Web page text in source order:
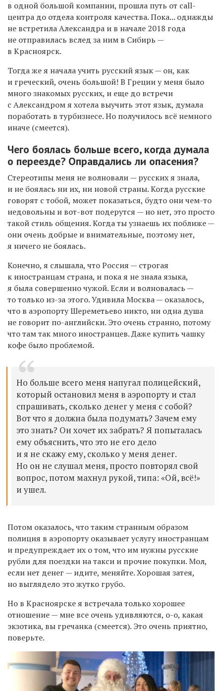
в одной большой компании, прошла путь от call-
центра до отдела контроля качества. Пока... однажды
не встретила Александра и в начале 2018 года
не отправилась вслед за ним в Сибирь —
в Красноярск.
Тогда же я начала учить русский язык — он, как
и греческий, очень большой! В Греции у меня было
много знакомых русских, и еще до встречи
с Александром я хотела выучить этот язык, думала
поработать в турбизнесе. Но получилось всё немного
иначе (смеется).
Чего боялась больше всего, когда думала
о переезде? Оправдались ли опасения?
Стереотипы меня не волновали — русских я знала,
и не боялась ни их, ни новой страны. Когда русские
говорят с тобой, может показаться, будто они чем-то
недовольны и вот-вот подерутся — но нет, это просто
такой стиль общения. Когда ты узнаешь их поближе —
они очень добрые и внимательные, поэтому нет,
я ничего не боялась.
Конечно, я слышала, что Россия — строгая
к иностранцам страна, и пока я не знала языка,
я была совершенно чужой. Если и волновалась —
то только из-за этого. Удивила Москва — оказалось,
что в аэропорту Шереметьево никто, ни одна душа
не говорит по-английски. Это очень странно, потому
что там так много иностранцев. Даже купить чашку
кофе было проблемой.
Но больше всего меня напугал полицейский,
который остановил меня в аэропорту и стал
спрашивать, сколько денег у меня с собой?
Вот что я должна была подумать? Зачем ему
это знать? Он хочет их забрать? Я попыталась
ему объяснить, что это не его дело
и я не скажу ему, сколько у меня денег.
Но он не слушал меня, просто повторял свой
вопрос, потом махнул рукой, типа: «Ой, всё!»
и ушел.
Потом оказалось, что таким странным образом
полиция в аэропорту оказывает услугу иностранцам
и предупреждает их о том, что им нужны русские
рубли для поездки на такси и прочие покупки. Мол,
если нет денег — идите, меняйте. Хорошая затея,
но выглядело это жутко грубо.
Но в Красноярске я встречала только хорошее
отношение — мне все очень удивляются, о-о, какая
экзотика, вы гречанка (смеется). Это очень приятно,
поверьте.